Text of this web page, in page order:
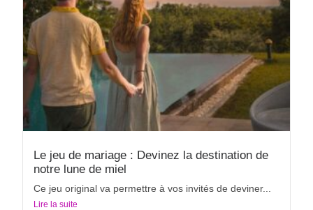
Le jeu de mariage : Devinez la destination de
notre lune de miel
Ce jeu original va permettre à vos invités de deviner...
Lire la suite